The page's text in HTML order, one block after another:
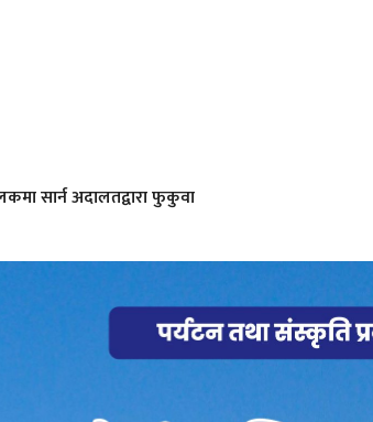
सार्न अदालतद्वारा फुकुवा